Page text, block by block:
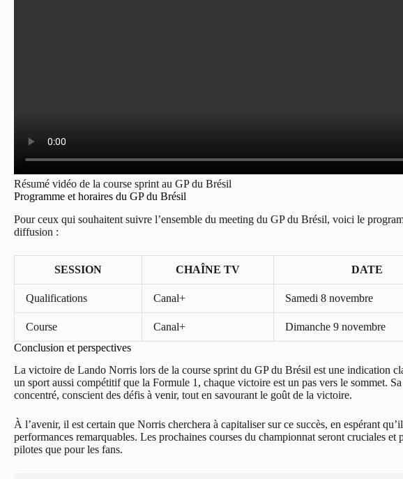
Résumé vidéo de la course sprint au GP du Brésil
Programme et horaires du GP du Brésil
Pour ceux qui souhaitent suivre l’ensemble du meeting du GP du Brésil, voici le
diffusion :
SESSION CHAÎNE TV DATE
Qualifications Canal+ Samedi 8 novembre
Course Canal+ Dimanche 9 novembre
Conclusion et perspectives
La victoire de Lando Norris lors de la course sprint du GP du Brésil est une indication
un sport aussi compétitif que la Formule 1, chaque victoire est un pas vers le sommet.
concentré, conscient des défis à venir, tout en savourant le goût de la victoire.
À l’avenir, il est certain que Norris cherchera à capitaliser sur ce succès, en espérant
performances remarquables. Les prochaines courses du championnat seront cruciales et
pilotes que pour les fans.